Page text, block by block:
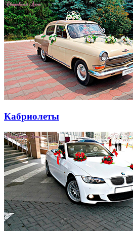
Кабриолеты